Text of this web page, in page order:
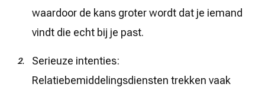
waardoor de kans groter wordt dat je iemand
vindt die echt bij je past.
Serieuze intenties:
Relatiebemiddelingsdiensten trekken vaak